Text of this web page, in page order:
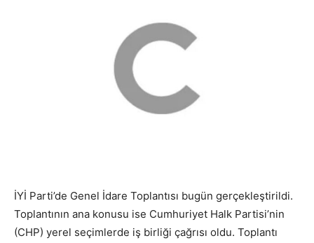
İYİ Parti’de Genel İdare Toplantısı bugün gerçekleştirildi.
Toplantının ana konusu ise Cumhuriyet Halk Partisi’nin
(CHP) yerel seçimlerde iş birliği çağrısı oldu. Toplantı